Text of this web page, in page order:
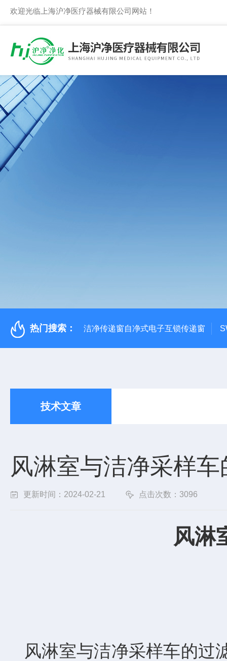
欢迎光临上海沪净医疗器械有限公司网站！
热门搜索： 洁净传递窗自净式电子互锁传递窗
技术文章
风淋室与洁净采样
更新时间：2024-02-21 点击次数：3096
风淋
风淋室与洁净采样车的过